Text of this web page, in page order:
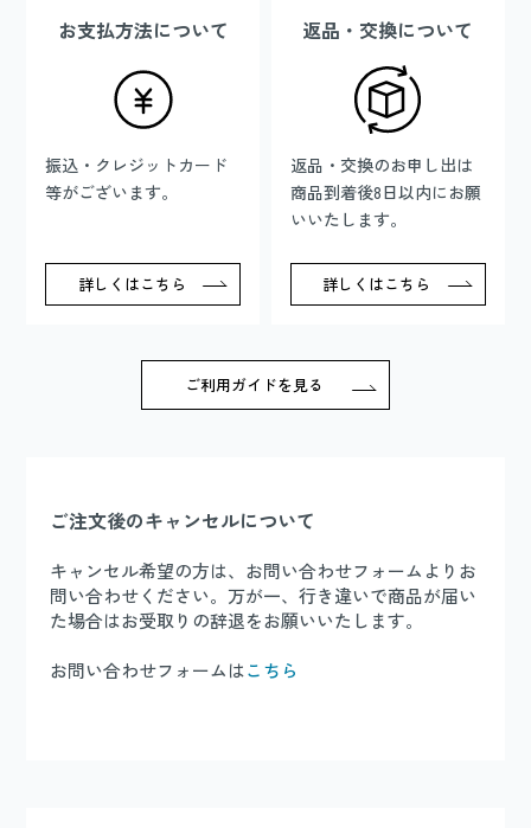
お支払方法について
振込・クレジットカード
等がございます。
詳しくはこちら
返品・交換について
返品・交換のお申し出は
商品到着後8日以内にお願
いいたします。
詳しくはこちら
ご利用ガイドを見る
ご注文後のキャンセルについて
キャンセル希望の方は、お問い合わせフォームよりお
問い合わせください。万が一、行き違いで商品が届い
た場合はお受取りの辞退をお願いいたします。
お問い合わせフォームはこちら